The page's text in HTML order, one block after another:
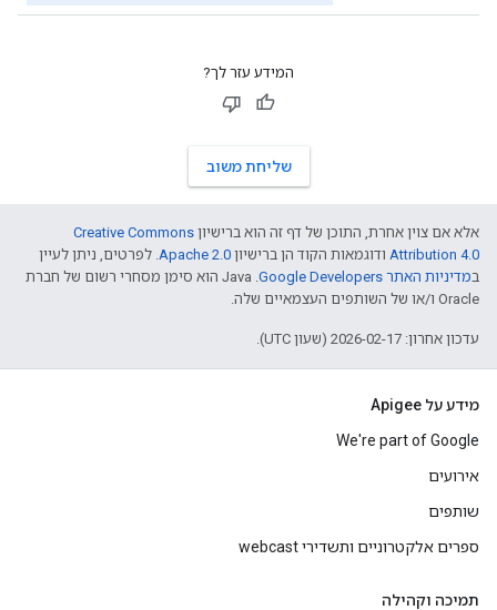
המידע עזר לך?
שליחת משוב
אלא אם צוין אחרת, התוכן של דף זה הוא ברישיון Creative Commons
Attribution 4.0 ודוגמאות הקוד הן ברישיון Apache 2.0. לפרטים, ניתן לעיין
במדיניות האתר Google Developers‏
.‏ Java הוא סימן מסחרי רשום של חברת
Oracle ו/או של השותפים העצמאיים שלה.
עדכון אחרון: 2026-02-17 (שעון UTC).
מידע על Apigee
We're part of Google
אירועים
שותפים
ספרים אלקטרוניים ותשדירי webcast
תמיכה וקהילה